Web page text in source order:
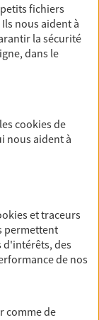
de
d'expert
faire
à vos
expert :
ensemble !
vos
fichiers
Ils nous aident à
la sécurité
dans le
cookiesde
nous aident à
et traceurs
permettent
d'intérêts, des
de nos
comme de